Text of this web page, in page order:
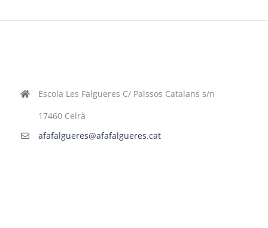
Escola Les Falgueres C/ Païssos Catalans s/n
17460 Celrà
afafalgueres@afafalgueres.cat